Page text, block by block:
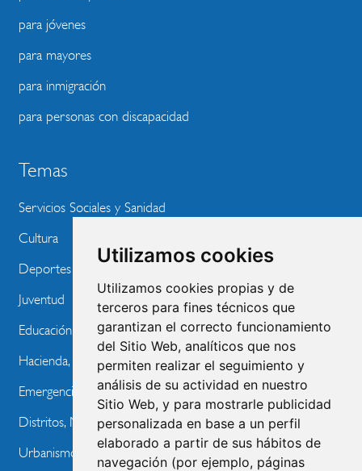
Utilizamos cookies
Utilizamos cookies propias y de
terceros para fines técnicos que
garantizan el correcto funcionamiento
del Sitio Web, analíticos que nos
permiten realizar el seguimiento y
análisis de su actividad en nuestro
Sitio Web, y para mostrarle publicidad
personalizada en base a un perfil
elaborado a partir de sus hábitos de
navegación (por ejemplo, páginas
para jóvenes
para mayores
para inmigración
para personas con discapacidad
Temas
Servicios Sociales y Sanidad
Cultura
Deportes
Juventud
Educación
Hacienda, Empleo y Consumo
Emergencias y Seguridad
Distritos, Movilidad y Transportes
Urbanismo, Vivienda y M. Ambiente